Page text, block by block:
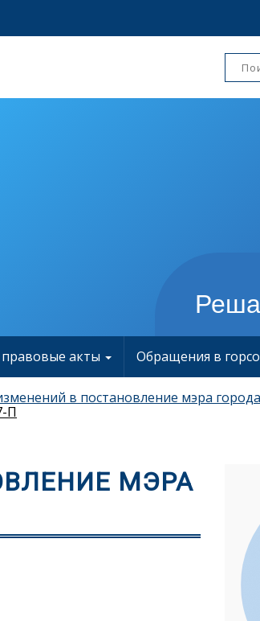
акты Обращения в
в постановление мэра
П
МЭРА